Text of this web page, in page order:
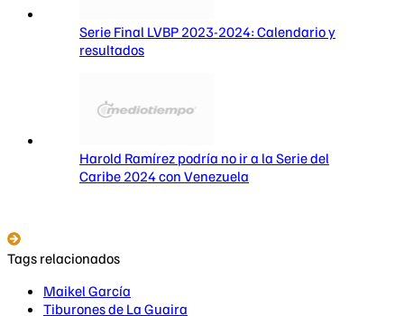
Serie Final LVBP 2023-2024: Calendario y
resultados
Harold Ramírez podría no ir a la Serie del
Caribe 2024 con Venezuela
Tags relacionados
Maikel García
Tiburones de La Guaira